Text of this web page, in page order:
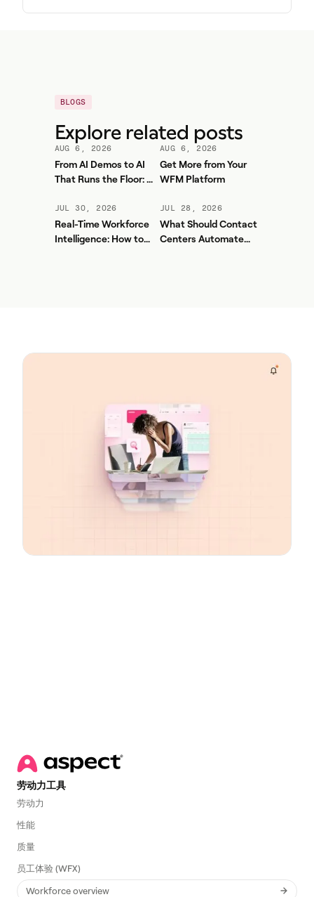
BLOGS
Explore related posts
AUG 6, 2026
From AI Demos to AI
That Runs the Floor: A
Playbook for Contact
Center AI + WFM
AUG 6, 2026
Get More from Your
WFM Platform
JUL 30, 2026
Real-Time Workforce
Intelligence: How to
JUL 28, 2026
What Should Contact
Centers Automate
劳动力工具
劳动力
性能
质量
员工体验 (WFX)
Workforce overview